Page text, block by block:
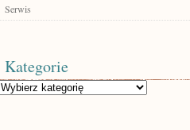
Serwis
Kategorie
Kategorie